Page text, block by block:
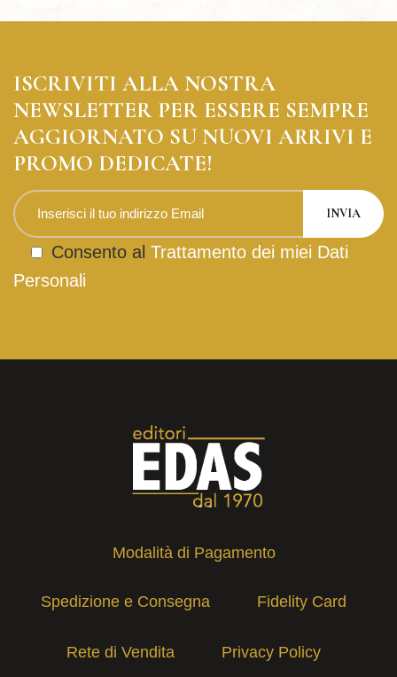
ISCRIVITI ALLA NOSTRA
NEWSLETTER PER ESSERE SEMPRE
AGGIORNATO SU NUOVI ARRIVI E
PROMO DEDICATE!
Consento al Trattamento dei miei Dati
Personali
Modalità di Pagamento
Spedizione e Consegna Fidelity Card
Rete di Vendita Privacy Policy